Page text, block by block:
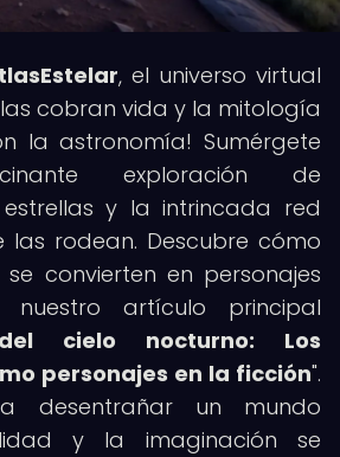
, el universo virtual
cobran vida y la mitología
la astronomía! Sumérgete
exploración de
estrellas y la intrincada red
las rodean. Descubre cómo
convierten en personajes
artículo principal
cielo nocturno: Los
personajes en la ficción".
desentrañar un mundo
y la imaginación se